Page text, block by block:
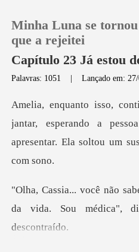
Loja
Histórico
Sair
Baixar App
Minha Luna se
que a rejeitei
Capítulo 23 Já estou
Palavras: 1051 |Lançado em:
ar, esperando a
apresentar
da vida. Sou médica",